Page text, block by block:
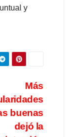
y
Más
buenas
dejó la